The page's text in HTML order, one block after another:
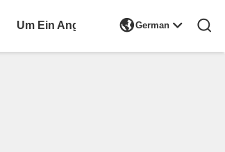
Um Ein Angebot German 